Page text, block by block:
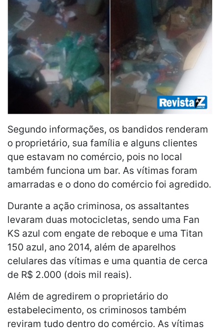
Segundo informações, os bandidos renderam
o proprietário, sua família e alguns clientes
que estavam no comércio, pois no local
também funciona um bar. As vítimas foram
amarradas e o dono do comércio foi agredido.
Durante a ação criminosa, os assaltantes
levaram duas motocicletas, sendo uma Fan
KS azul com engate de reboque e uma Titan
150 azul, ano 2014, além de aparelhos
celulares das vítimas e uma quantia de cerca
de R$ 2.000 (dois mil reais).
Além de agredirem o proprietário do
estabelecimento, os criminosos também
reviram tudo dentro do comércio. As vítimas